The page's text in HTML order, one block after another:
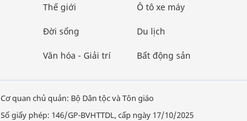
Thế giới
Đời sống
Văn hóa - Giải trí
Ô tô xe máy
Du lịch
Bất động sản
Cơ quan chủ quản: Bộ Dân tộc và Tôn giáo
Số giấy phép: 146/GP-BVHTTDL, cấp ngày 17/10/2025